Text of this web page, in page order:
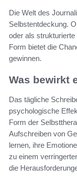
Die Welt des
Selbstentdeckung.
oder als
Form bietet die
gewinnen.
Was bewirkt
Das tägliche
psychologische
Form der
Aufschreiben von
lernen, ihre
zu einem
die